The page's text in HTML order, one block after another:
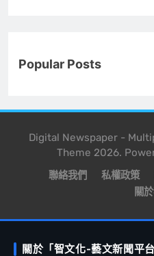
Popular Posts
Digital Newspaper -
Theme 2026.
聯絡我們 私權政策
關
關於「智文化-藝文新聞平台